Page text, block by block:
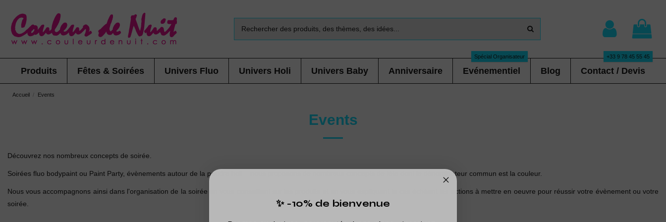
Produits Fêtes & Soirées Univers Fluo Univers Holi Univers Baby Anniversaire Evénementiel
Spécial Organisateur
Blog Contact / Devis
+33 9 78 45 55 45
Accueil Events
Events
Découvrez nos nombreux concepts de soirée.
Soirées fluo bodypaint ou Paint Party, évènements autour de la poudre holi... nous proposons de nombreux concepts de fête dont le dénominateur commun est la couleur.
Nous vous accompagnons ainsi dans l'organisation de la soirée en vous conseillant sur les produits et en vous expliquant le cas échéant les actions à mettre en oeuvre pour réussir votre évènement ou votre
soirée.
✨ -10% de bienvenue